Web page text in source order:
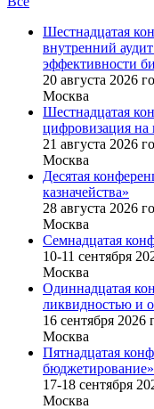
Шестнадцатая
внутренний
эффективности
20 августа 2026
Москва
Шестнадцатая
цифровизация на
21 августа 2026
Москва
Десятая
казначейства»
28 августа 2026
Москва
Семнадцатая
10-11 сентября
Москва
Одиннадцатая
ликвидностью и
16 cентября 2026
Москва
Пятнадцатая
бюджетирование»
17-18 сентября
Москва